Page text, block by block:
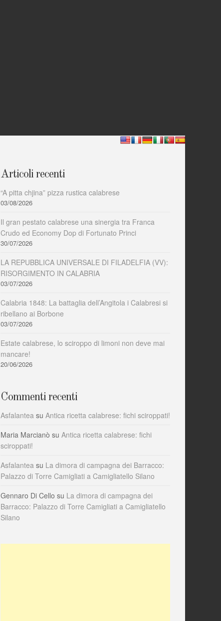
Articoli recenti
“A pitta chjina” pizza rustica calabrese
03/08/2026
Il gran pestato calabrese una sinergia tra Franca
Crudo ed Economy Dop di Fortunato Princi
30/07/2026
LA REPUBBLICA UNIVERSALE DI FILADELFIA (VV):
RISORGIMENTO IN CALABRIA
03/07/2026
Calabria 1848: La battaglia dell’Angitola i Calabresi si
ribellano ai Borbone
03/07/2026
Estate calabrese, lo sciroppo di limoni non deve mai
mancare!
20/06/2026
Commenti recenti
Asfalantea su Antica ricetta calabrese: fichi sciroppati!
Maria Marcianò su Antica ricetta calabrese: fichi
sciroppati!
Asfalantea su La dimora di campagna dei Barracco:
Palazzo di Torre Camigliati a Camigliatello Silano
Gennaro Di Cello su La dimora di campagna dei
Barracco: Palazzo di Torre Camigliati a Camigliatello
Silano